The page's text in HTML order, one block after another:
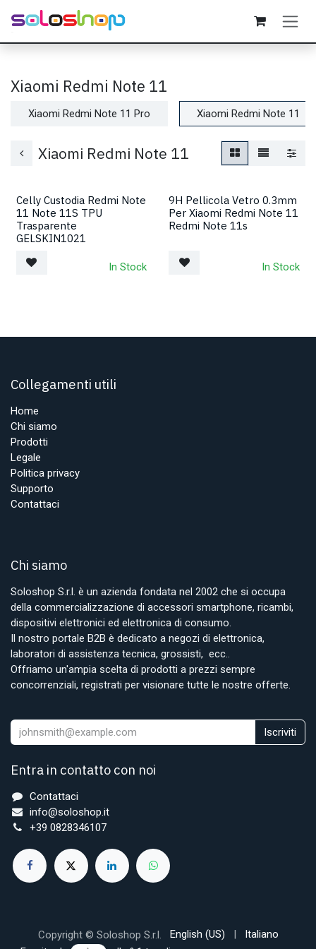
Passa al contenuto
Xiaomi Redmi Note 11
Xiaomi Redmi Note 11 Pro Xiaomi Redmi Note 11
Xiaomi Redmi Note 11
Celly Custodia Redmi Note
11 Note 11S TPU
Trasparente
GELSKIN1021
In Stock
9H Pellicola Vetro 0.3mm
Per Xiaomi Redmi Note 11
Redmi Note 11s
In Stock
Collegamenti utili
Home
Chi siamo
Prodotti
Legale
Politica privacy
Supporto
Contattaci
Chi siamo
Soloshop S.r.l. è un azienda fondata nel 2002 che si occupa
della commercializzazione di accessori smartphone, ricambi,
dispositivi elettronici ed elettronica di consumo.
Il nostro portale B2B è dedicato a negozi di elettronica,
laboratori di assistenza tecnica, grossisti, ecc..
Offriamo un'ampia scelta di prodotti a prezzi sempre
concorrenziali, registrati per visionare tutte le nostre offerte.
Iscriviti
Entra in contatto con noi
Contattaci
info@soloshop.it
+39 0828346107
Copyright © Soloshop S.r.l. English (US) |
Italiano